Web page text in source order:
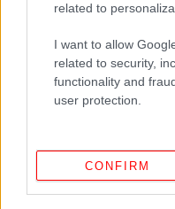
related to
I want to allow
related to security,
functionality and
user protection.
CONFIRM
Η πρωτοβουλία αυτή
έκβαση της
και αν ο Ντόναλντ
αποκατάσταση των
βρεθεί αντιμέτωπος
πλευρά, κάποιοι
υφιστάμενοι